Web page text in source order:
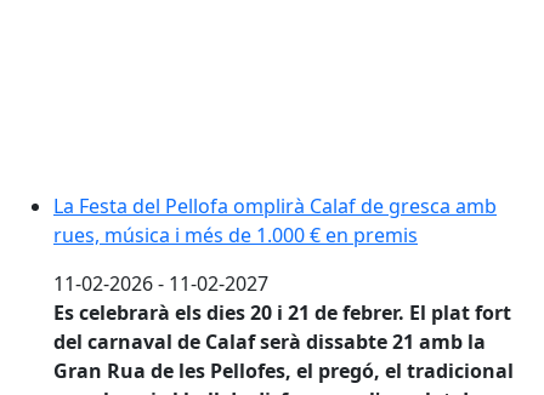
La Festa del Pellofa omplirà Calaf de gresca amb
rues, música i més de 1.000 € en premis
11-02-2026 - 11-02-2027
Es celebrarà els dies 20 i 21 de febrer. El plat fort
del carnaval de Calaf serà dissabte 21 amb la
Gran Rua de les Pellofes, el pregó, el tradicional